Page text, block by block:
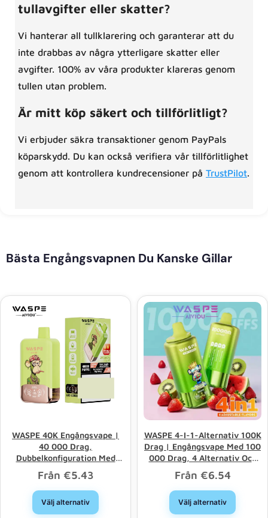
tullavgifter eller skatter?
Vi hanterar all tullklarering och garanterar att du
inte drabbas av några ytterligare skatter eller
avgifter. 100% av våra produkter klareras genom
tullen utan problem.
Är mitt köp säkert och tillförlitligt?
Vi erbjuder säkra transaktioner genom PayPals
köparskydd. Du kan också verifiera vår tillförlitlighet
genom att kontrollera kundrecensioner på TrustPilot.
Bästa Engångsvapnen Du Kanske Gillar
WASPE 40K Engångsvape |
40 000 Drag,
Dubbelkonfiguration Med
Dubbla Mesh-Element
Från €5.43
Välj alternativ
WASPE 4-I-1-Alternativ 100K
Drag | Engångsvape Med 100
000 Drag, 4 Alternativ Och
Grossistförsäljning I Bulk
Från €6.54
Välj alternativ